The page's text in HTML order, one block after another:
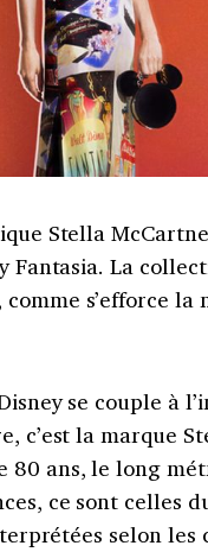
Stella
Fantasia. La
s’efforce
se couple à
c’est la marque
80 ans, le long
ce sont celles
selon les